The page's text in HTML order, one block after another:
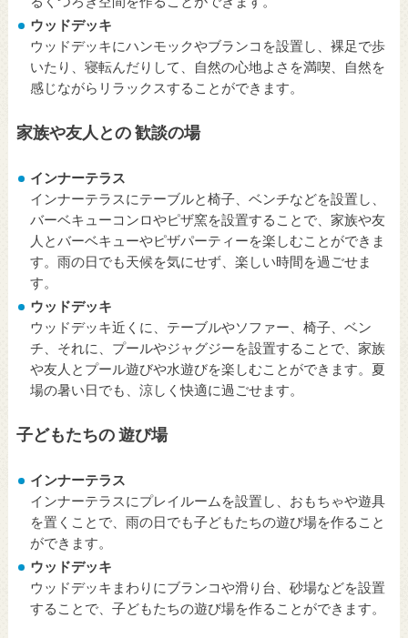
ウッドデッキ
ウッドデッキにハンモックやブランコを設置し、裸足で歩
いたり、寝転んだりして、自然の心地よさを満喫、自然を
感じながらリラックスすることができます。
家族や友人との 歓談の場
インナーテラス
インナーテラスにテーブルと椅子、ベンチなどを設置し、
バーベキューコンロやピザ窯を設置することで、家族や友
人とバーベキューやピザパーティーを楽しむことができま
す。雨の日でも天候を気にせず、楽しい時間を過ごせま
す。
ウッドデッキ
ウッドデッキ近くに、テーブルやソファー、椅子、ベン
チ、それに、プールやジャグジーを設置することで、家族
や友人とプール遊びや水遊びを楽しむことができます。夏
場の暑い日でも、涼しく快適に過ごせます。
子どもたちの 遊び場
インナーテラス
インナーテラスにプレイルームを設置し、おもちゃや遊具
を置くことで、雨の日でも子どもたちの遊び場を作ること
ができます。
ウッドデッキ
ウッドデッキまわりにブランコや滑り台、砂場などを設置
することで、子どもたちの遊び場を作ることができます。